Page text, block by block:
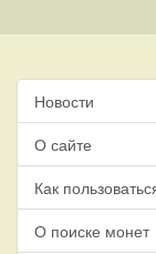
Новости
О сайте
Как
О поиске монет